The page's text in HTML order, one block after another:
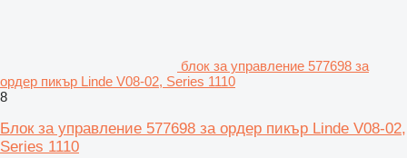
блок за управление 577698 за
ордер пикър Linde V08-02, Series 1110
8
Блок за управление 577698 за ордер пикър Linde V08-02,
Series 1110